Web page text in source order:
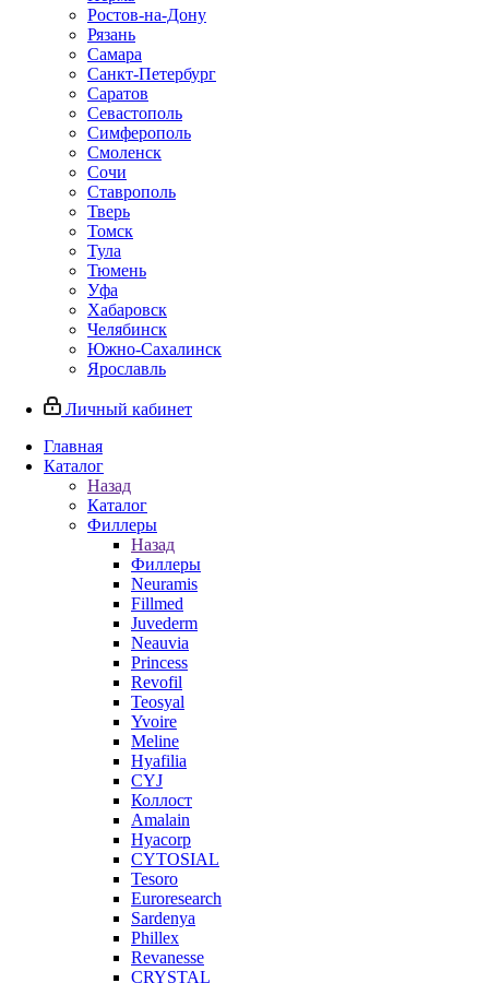
Ростов-на-Дону
Рязань
Самара
Санкт-Петербург
Саратов
Севастополь
Симферополь
Смоленск
Сочи
Ставрополь
Тверь
Томск
Тула
Тюмень
Уфа
Хабаровск
Челябинск
Южно-Сахалинск
Ярославль
Личный кабинет
Главная
Каталог
Назад
Каталог
Филлеры
Назад
Филлеры
Neuramis
Fillmed
Juvederm
Neauvia
Princess
Revofil
Teosyal
Yvoire
Meline
Hyafilia
CYJ
Коллост
Amalain
Hyacorp
CYTOSIAL
Tesoro
Euroresearch
Sardenya
Phillex
Revanesse
CRYSTAL